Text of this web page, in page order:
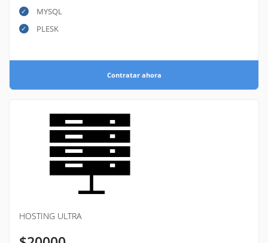
MYSQL
PLESK
Contratar ahora
HOSTING ULTRA